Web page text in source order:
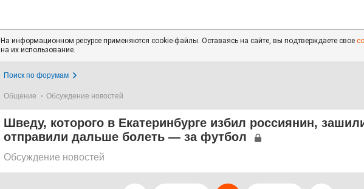
На информационном ресурсе применяются cookie-файлы. Оставаясь на сайте, вы подтверждаете свое
на их использование.
Поиск по форумам
Общение Обсуждение новостей
Шведу, которого в Екатеринбурге избил россиянин,
отправили дальше болеть — за футбол
Обсуждение новостей